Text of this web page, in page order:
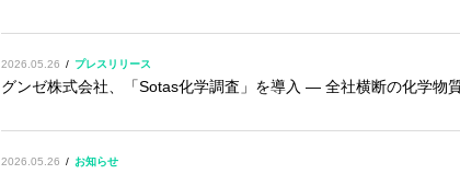
2026.05.26 プレスリリース
グンゼ株式会社、「Sotas化学調査」を導入 — 全社横断の化学
2026.05.26 お知らせ